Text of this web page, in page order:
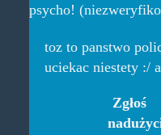
psycho!
toz to panstwo
uciekac niestety :/
Zgłoś